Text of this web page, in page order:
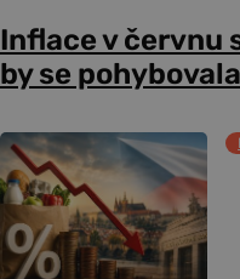
Inflace v červnu
by se